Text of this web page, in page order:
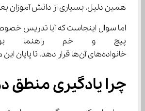
همین دلیل، بسیاری از دانش آموزان بعد از اولین مواجهه با
اما سوال اینجاست که آیا تدریس
پیچ و خم راهنما
خانواده‌های آن‌ها قرار دهد. تا پایان این مقاله با ما همراه باشید.
چرا یادگیری منطق